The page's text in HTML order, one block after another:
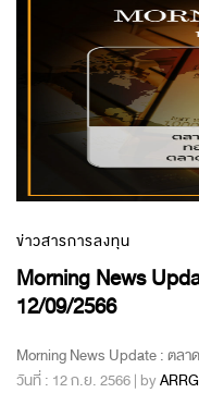
ข่าวสารการลงทุน
Morning News
12/09/2566
Morning News Update : ตล
วันที่ : 12 ก.ย. 2566 | by